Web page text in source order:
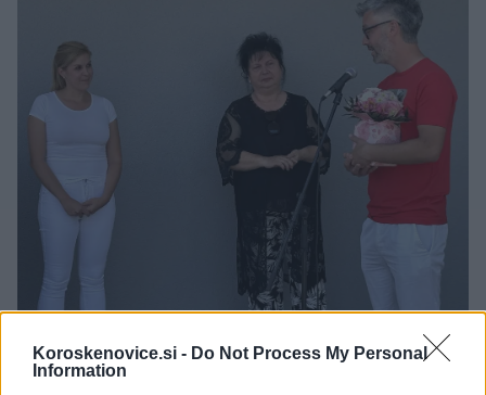
Koroskenovice.si - Do Not Process My Personal
Information